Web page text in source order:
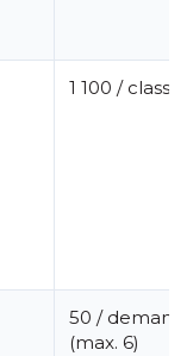
1 100 / classe
50 /
(max. 6)